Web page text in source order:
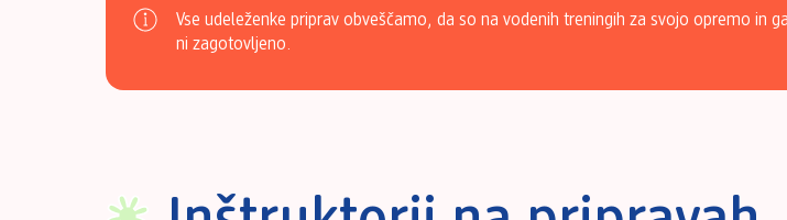
Vse udeleženke priprav obveščamo, da so na vodenih treningih za svojo opremo in
ni zagotovljeno.